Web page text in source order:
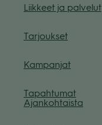
Liik­keet ja pal­ve­lut
Tar­jouk­set
Kam­pan­jat
Tapah­tu­mat
Ajan­koh­taista